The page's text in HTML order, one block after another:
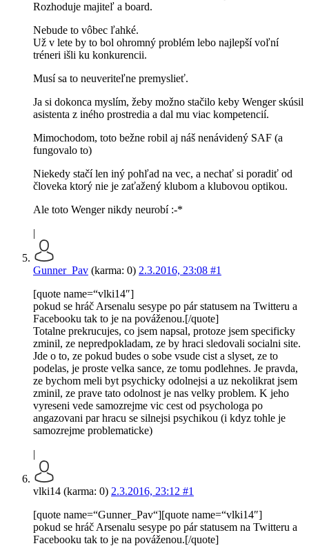
Rozhoduje majiteľ a board.
Nebude to vôbec ľahké.
Už v lete by to bol ohromný problém lebo najlepší voľní
tréneri išli ku konkurencii.
Musí sa to neuveriteľne premyslieť.
Ja si dokonca myslím, žeby možno stačilo keby Wenger skúsil
asistenta z iného prostredia a dal mu viac kompetencií.
Mimochodom, toto bežne robil aj náš nenávidený SAF (a
fungovalo to)
Niekedy stačí len iný pohľad na vec, a nechať si poradiť od
človeka ktorý nie je zaťažený klubom a klubovou optikou.
Ale toto Wenger nikdy neurobí :-*
|
Gunner_Pav (karma: 0) 2.3.2016, 23:08 #1
[quote name=“vlki14″]
pokud se hráč Arsenalu sesype po pár statusem na Twitteru a
Facebooku tak to je na pováženou.[/quote]
Totalne prekrucujes, co jsem napsal, protoze jsem specificky
zminil, ze nepredpokladam, ze by hraci sledovali socialni site.
Jde o to, ze pokud budes o sobe vsude cist a slyset, ze to
podelas, je proste velka sance, ze tomu podlehnes. Je pravda,
ze bychom meli byt psychicky odolnejsi a uz nekolikrat jsem
zminil, ze prave tato odolnost je nas velky problem. K jeho
vyreseni vede samozrejme vic cest od psychologa po
angazovani par hracu se silnejsi psychikou (i kdyz tohle je
samozrejme problematicke)
|
vlki14 (karma: 0) 2.3.2016, 23:12 #1
[quote name=“Gunner_Pav“][quote name=“vlki14″]
pokud se hráč Arsenalu sesype po pár statusem na Twitteru a
Facebooku tak to je na pováženou.[/quote]